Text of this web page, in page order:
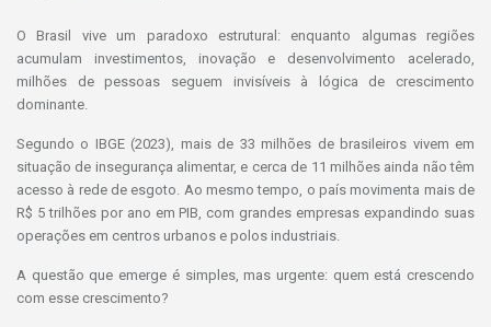
O Brasil vive um paradoxo estrutural: enquanto algumas regiões
acumulam investimentos, inovação e desenvolvimento acelerado,
milhões de pessoas seguem invisíveis à lógica de crescimento
dominante.
Segundo o IBGE (2023), mais de 33 milhões de brasileiros vivem em
situação de insegurança alimentar, e cerca de 11 milhões ainda não têm
acesso à rede de esgoto. Ao mesmo tempo, o país movimenta mais de
R$ 5 trilhões por ano em PIB, com grandes empresas expandindo suas
operações em centros urbanos e polos industriais.
A questão que emerge é simples, mas urgente: quem está crescendo
com esse crescimento?